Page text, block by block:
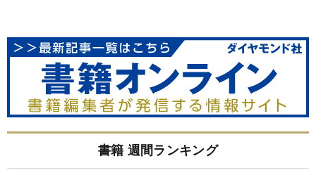
書籍 週間ランキング